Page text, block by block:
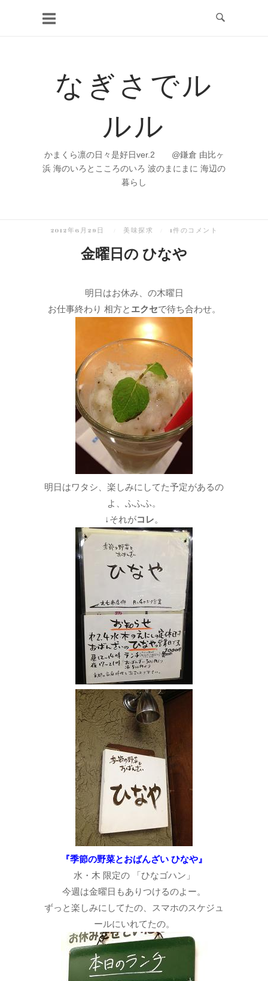
なぎさでル
ルル
かまくら凛の日々是好日ver.2 @鎌倉 由比ヶ
浜 海のいろとこころのいろ 波のまにまに 海辺の
暮らし
2012年6月29日 美味探求 1件のコメント
金曜日の ひなや
明日はお休み、の木曜日
お仕事終わり 相方と エクセで待ち合わせ。
明日はワタシ、楽しみにしてた予定があるの
よ、ふふふ。
↓それがコレ。
『季節の野菜とおばんざい ひなや』
水・木 限定の 「ひなゴハン」
今週は金曜日もありつけるのよー。
ずっと楽しみにしてたの、スマホのスケジュ
ールにいれてたの。